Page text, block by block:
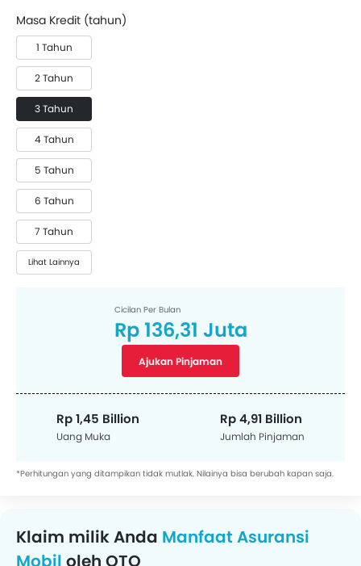
Masa Kredit (tahun)
1 Tahun
2 Tahun
3 Tahun
4 Tahun
5 Tahun
6 Tahun
7 Tahun
Lihat Lainnya
Cicilan Per Bulan
Rp 136,31 Juta
Ajukan Pinjaman
Rp 1,45 Billion
Uang Muka
Rp 4,91 Billion
Jumlah Pinjaman
*Perhitungan yang ditampikan tidak mutlak. Nilainya bisa berubah kapan saja.
Klaim milik Anda Manfaat Asuransi
Mobil oleh OTO